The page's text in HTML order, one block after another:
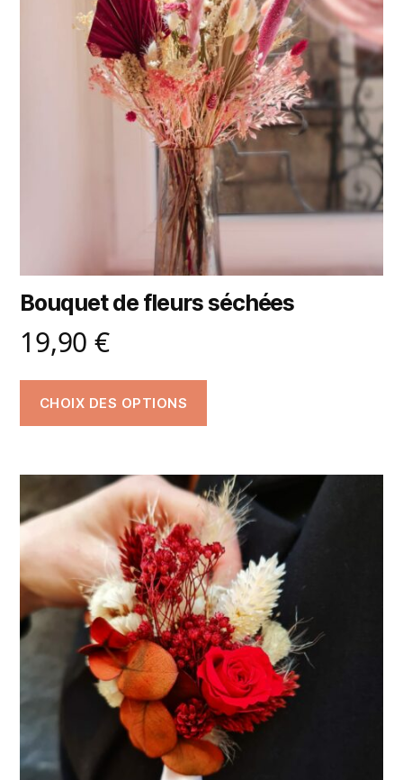
Bouquet de fleurs séchées
19,90 €
CHOIX DES OPTIONS